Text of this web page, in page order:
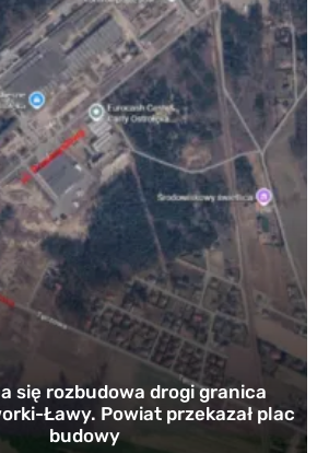
się rozbudowa drogi granica
Ławy. Powiat przekazał plac
budowy